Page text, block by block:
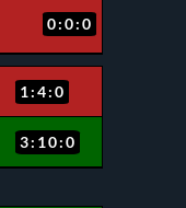
0:0:0
1:4:0
3:10:0